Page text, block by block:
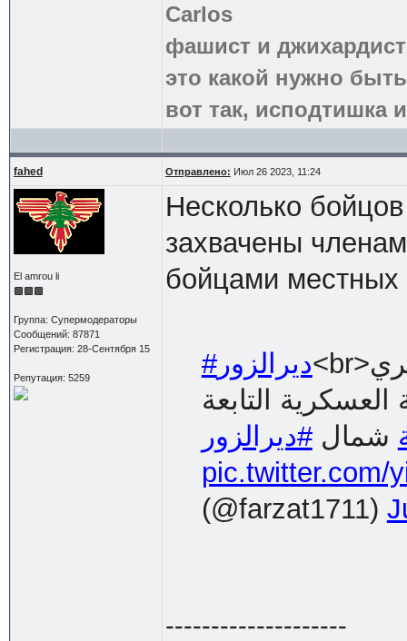
Carlos
фашист и
это какой нужно
вот так, исподтишка
fahed Отправлено: Июл 26 2023, 11:24
El amrou li
Группа: Супермодераторы
Сообщений: 87871
Регистрация: 28-Сентября 15
Репутация: 5259
Несколько
захвачены
бойцами
#ديرالزور<br>عناصر من مجـلس ديرالزور العسـكري
التابعة
شمال#ديرالزور
pic.twitter.com/
(@farzat1711)
--------------------